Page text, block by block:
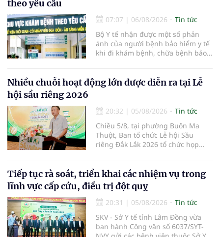
theo yêu cầu
07:07 | 06/08/2026
Tin tức
Bộ Y tế nhận được một số phản
ánh của người bệnh bảo hiểm y tế
khi đi khám bệnh, chữa bệnh bảo
bệnh, chữa bệnh theo yêu cầu
nhưng vẫn phải nộp thêm các chi
phần cùng chi trả.
Nhiều chuỗi hoạt động lớn được diễn ra tại Lễ
hội sầu riêng 2026
20:32 | 05/08/2026
Tin tức
Chiều 5/8, tại phường Buôn Ma
Thuột, Ban tổ chức Lễ hội Sầu
riêng Đắk Lắk 2026 tổ chức họp
hội Sầu riêng Đắk Lắk năm 2026 có
chủ đề “Sầu riêng Đắk Lắk – Kết nối
vươn xa”, được tổ chức từ ngày
15/8/2026 đến ngày 02/9/2026 tại
phường Buôn Ma Thuột, xã Krông
Pắc, phường Tuy Hòa và một số xã
trồng sầu riêng trên địa bàn tỉnh.
Tiếp tục rà soát, triển khai các nhiệm vụ trong
lĩnh vực cấp cứu, điều trị đột quỵ
20:31 | 05/08/2026
Tin tức
SKV - Sở Y tế tỉnh Lâm Đồng vừa
ban hành Công văn số 6037/SYT-